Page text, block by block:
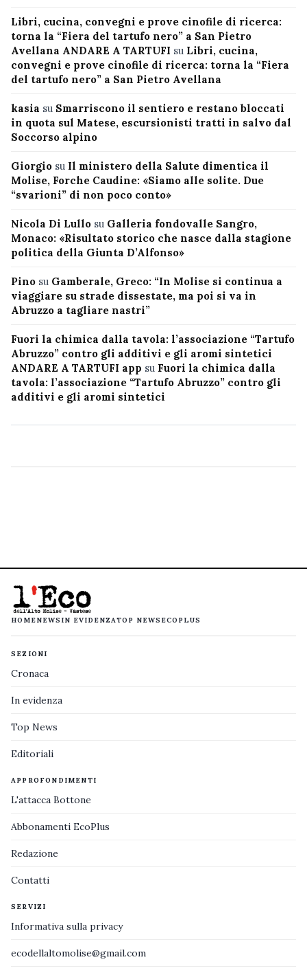
Libri, cucina, convegni e prove cinofile di ricerca:
torna la “Fiera del tartufo nero” a San Pietro
Avellana ANDARE A TARTUFI su Libri, cucina,
convegni e prove cinofile di ricerca: torna la “Fiera
del tartufo nero” a San Pietro Avellana
kasia su Smarriscono il sentiero e restano bloccati
in quota sul Matese, escursionisti tratti in salvo dal
Soccorso alpino
Giorgio su Il ministero della Salute dimentica il
Molise, Forche Caudine: «Siamo alle solite. Due
“svarioni” di non poco conto»
Nicola Di Lullo su Galleria fondovalle Sangro,
Monaco: «Risultato storico che nasce dalla stagione
politica della Giunta D’Alfonso»
Pino su Gamberale, Greco: “In Molise si continua a
viaggiare su strade dissestate, ma poi si va in
Abruzzo a tagliare nastri”
Fuori la chimica dalla tavola: l’associazione “Tartufo
Abruzzo” contro gli additivi e gli aromi sintetici
ANDARE A TARTUFI app su Fuori la chimica dalla
tavola: l’associazione “Tartufo Abruzzo” contro gli
additivi e gli aromi sintetici
HOMENEWS IN EVIDENZATOP NEWS ECOPLUS
SEZIONI
Cronaca
In evidenza
Top News
Editoriali
APPROFONDIMENTI
L'attacca Bottone
Abbonamenti EcoPlus
Redazione
Contatti
SERVIZI
Informativa sulla privacy
ecodellaltomolise@gmail.com